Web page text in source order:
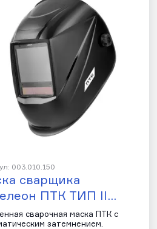
003.010.150
сварщика
ПТК ТИП II…
сварочная маска ПТК с
затемнением.